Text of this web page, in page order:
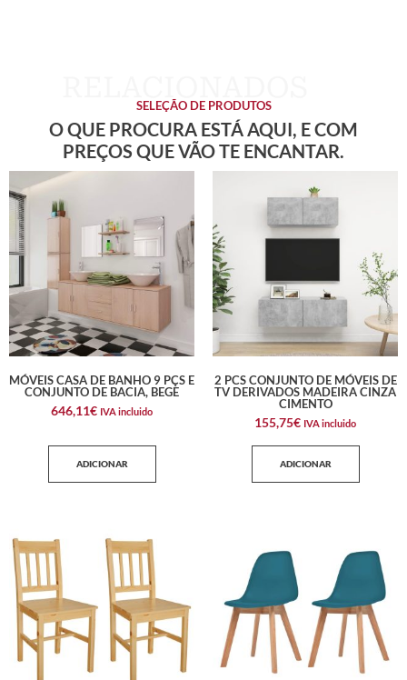
SELEÇÃO DE PRODUTOS
O QUE PROCURA ESTÁ AQUI, E COM
PREÇOS QUE VÃO TE ENCANTAR.
MÓVEIS CASA DE BANHO 9 PÇS E
CONJUNTO DE BACIA, BEGE
646,11€ IVA incluido
ADICIONAR
2 PCS CONJUNTO DE MÓVEIS DE
TV DERIVADOS MADEIRA CINZA
CIMENTO
155,75€ IVA incluido
ADICIONAR